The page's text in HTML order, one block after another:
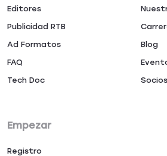
Editores
Publicidad RTB
Ad Formatos
FAQ
Tech Doc
Blog
Socios
Empezar
Registro